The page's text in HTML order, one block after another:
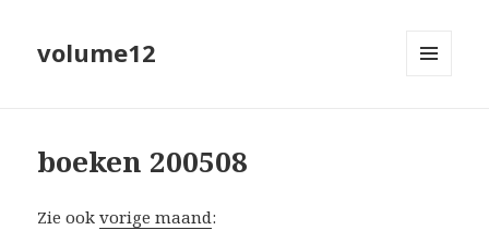
volume12
boeken 200508
Zie ookvorige maand: